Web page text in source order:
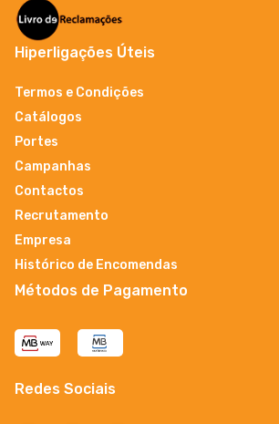
Hiperligações Úteis
Termos e Condições
Catálogos
Portes
Campanhas
Contactos
Recrutamento
Empresa
Histórico de Encomendas
Métodos de Pagamento
Redes Sociais